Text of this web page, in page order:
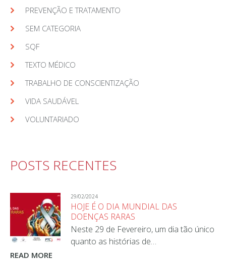
PREVENÇÃO E TRATAMENTO
SEM CATEGORIA
SQF
TEXTO MÉDICO
TRABALHO DE CONSCIENTIZAÇÃO
VIDA SAUDÁVEL
VOLUNTARIADO
POSTS RECENTES
29/02/2024
HOJE É O DIA MUNDIAL DAS
DOENÇAS RARAS
Neste 29 de Fevereiro, um dia tão único
quanto as histórias de…
READ MORE